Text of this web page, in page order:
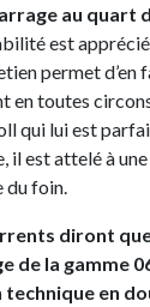
au quart
est
permet d’en
en toutes
qui lui est
il est attelé à
du foin.
diront que
de la gamme
en